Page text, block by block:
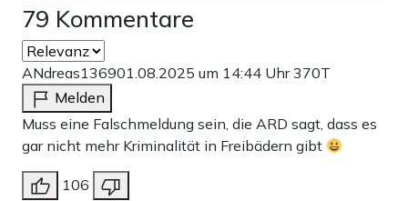
79 Kommentare
ANdreas136901.08.2025 um 14:44 Uhr370T
Melden
Muss eine Falschmeldung sein, die ARD sagt, dass es
gar nicht mehr Kriminalität in Freibädern gibt
106